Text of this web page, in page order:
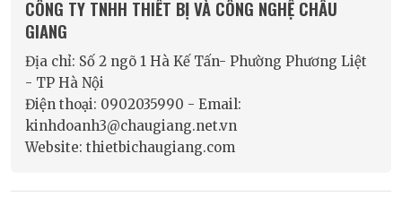
CÔNG TY TNHH THIẾT BỊ VÀ CÔNG NGHỆ CHÂU
GIANG
Địa chỉ: Số 2 ngõ 1 Hà Kế Tấn- Phường Phương Liệt
- TP Hà Nội
Điện thoại: 0902035990 - Email:
kinhdoanh3@chaugiang.net.vn
Website: thietbichaugiang.com